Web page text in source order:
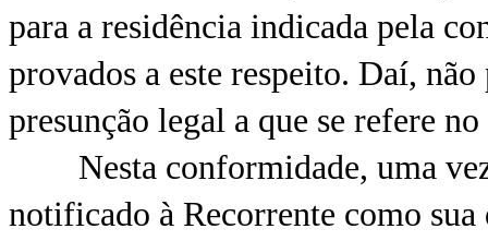
para a residência indicada pela
provados a este respeito. Daí,
presunção legal a que se refere
Nesta conformidade, uma
notificado à Recorrente como